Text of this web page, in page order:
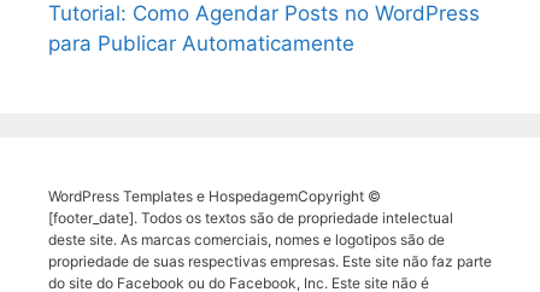
Tutorial: Como Agendar Posts no WordPress
para Publicar Automaticamente
WordPress Templates e HospedagemCopyright ©
[footer_date]. Todos os textos são de propriedade intelectual
deste site. As marcas comerciais, nomes e logotipos são de
propriedade de suas respectivas empresas. Este site não faz parte
do site do Facebook ou do Facebook, Inc. Este site não é